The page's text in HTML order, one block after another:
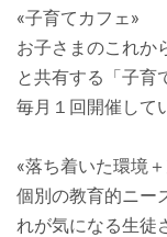
«子育てカフェ»
お子さまのこれか
と共有する「子育
毎月１回開催して
«落ち着いた環境
個別の教育的ニー
れが気になる生徒